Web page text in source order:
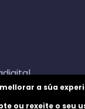
a súa
ou rexeite o seu